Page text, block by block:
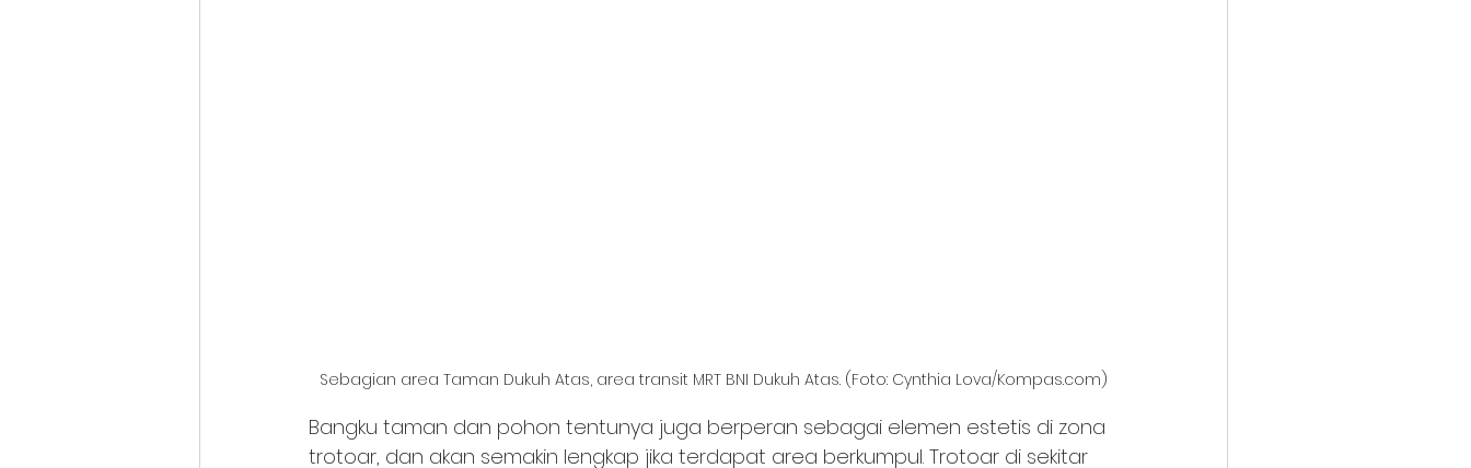
Sebagian area Taman Dukuh Atas, area transit MRT BNI Dukuh Atas. (Foto: Cynthia Lova/Kompas.com)
Bangku taman dan pohon tentunya juga berperan sebagai elemen estetis di zona
trotoar, dan akan semakin lengkap jika terdapat area berkumpul. Trotoar di sekitar